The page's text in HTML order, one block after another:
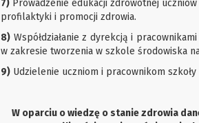
7) Prowadzenie edukacji zdrowotnej
profilaktyki i promocji zdrowia.
8) Współdziałanie z dyrekcją i
w zakresie tworzenia w szkole środowiska
9) Udzielenie uczniom i pracownikom
W oparciu o wiedzę o stanie zdrowia